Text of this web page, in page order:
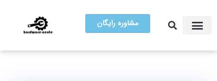
مشاوره رایگان